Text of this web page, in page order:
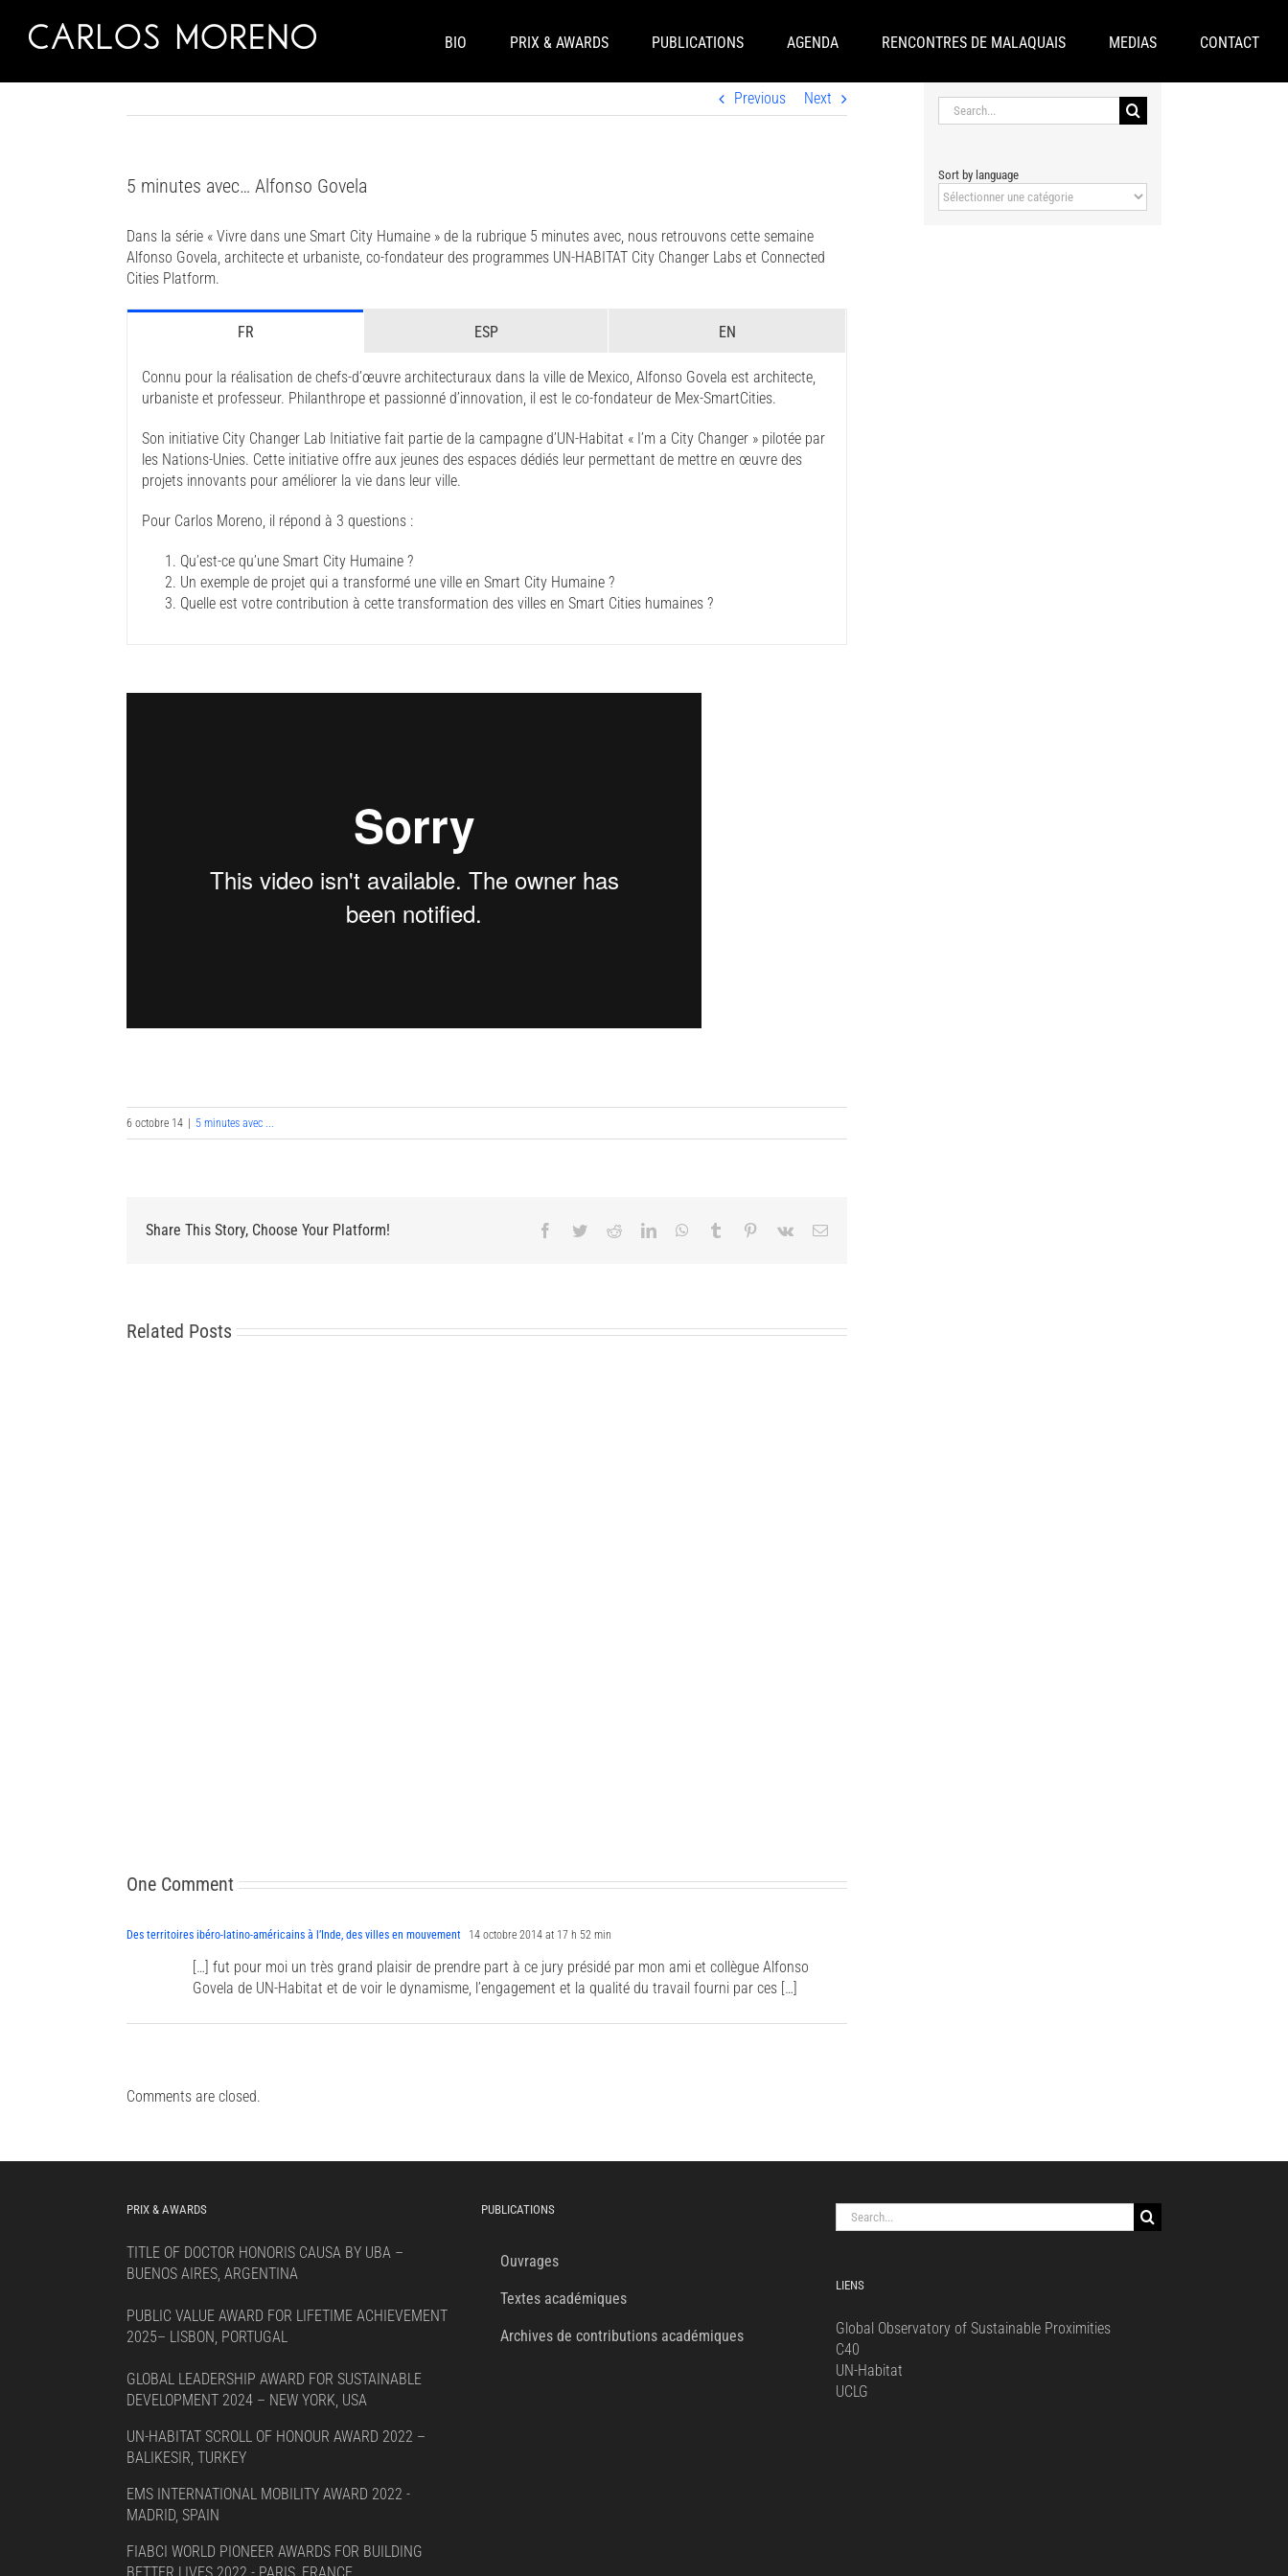
content
BIO PRIX & AWARDS PUBLICATIONS AGENDA RENCONTRES DE MALAQUAIS MEDIAS CONTACT
Previous Next
5 minutes avec… Alfonso Govela
Dans la série « Vivre dans une Smart City Humaine » de la rubrique 5 minutes avec, nous retrouvons cette semaine
Alfonso Govela, architecte et urbaniste, co-fondateur des programmes UN-HABITAT City Changer Labs et Connected
Cities Platform.
FR ESP EN
Connu pour la réalisation de chefs-d’œuvre architecturaux dans la ville de Mexico, Alfonso Govela est architecte,
urbaniste et professeur. Philanthrope et passionné d’innovation, il est le co-fondateur de Mex-SmartCities.
Son initiative City Changer Lab Initiative fait partie de la campagne d’UN-Habitat « I’m a City Changer » pilotée par
les Nations-Unies. Cette initiative offre aux jeunes des espaces dédiés leur permettant de mettre en œuvre des
projets innovants pour améliorer la vie dans leur ville.
Pour Carlos Moreno, il répond à 3 questions :
Qu’est-ce qu’une Smart City Humaine ?
Un exemple de projet qui a transformé une ville en Smart City Humaine ?
Quelle est votre contribution à cette transformation des villes en Smart Cities humaines ?
6 octobre 14 5 minutes avec ...
Share This Story, Choose Your Platform! Facebook
TwitterRedditLinkedInWhatsApp
Tumblr Pinterest
Vk Email
Related Posts
One Comment
Des territoires ibéro-latino-américains à l’Inde, des villes en mouvement 14 octobre 2014 at 17 h 52 min
[…] fut pour moi un très grand plaisir de prendre part à ce jury présidé par mon ami et collègue Alfonso
Govela de UN-Habitat et de voir le dynamisme, l’engagement et la qualité du travail fourni par ces […]
Comments are closed.
Search
for:
Sort by language
Sort
by
PRIX & AWARDS
TITLE OF DOCTOR HONORIS CAUSA BY UBA –
BUENOS AIRES, ARGENTINA
PUBLIC VALUE AWARD FOR LIFETIME ACHIEVEMENT
2025– LISBON, PORTUGAL
GLOBAL LEADERSHIP AWARD FOR SUSTAINABLE
DEVELOPMENT 2024 – NEW YORK, USA
UN-HABITAT SCROLL OF HONOUR AWARD 2022 –
BALIKESIR, TURKEY
EMS INTERNATIONAL MOBILITY AWARD 2022 -
MADRID, SPAIN
FIABCI WORLD PIONEER AWARDS FOR BUILDING
BETTER LIVES 2022 - PARIS, FRANCE
PUBLICATIONS
Ouvrages
Textes académiques
Archives de contributions académiques
Search
for:
LIENS
Global Observatory of Sustainable Proximities
C40
UN-Habitat
UCLG